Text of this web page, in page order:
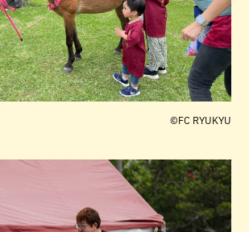
©︎FC RYUKYU